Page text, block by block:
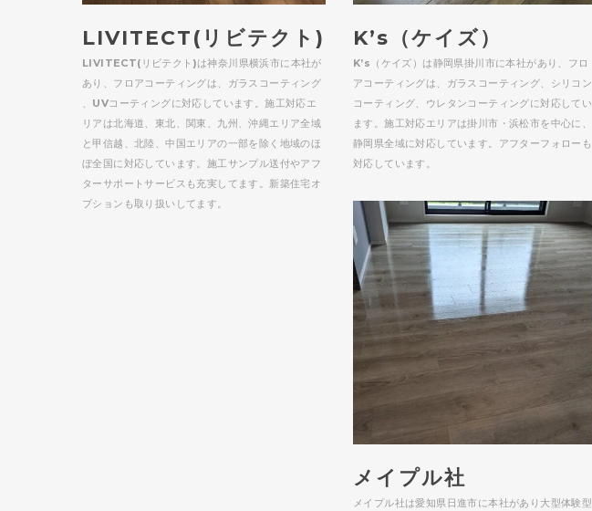
LIVITECT(リビテクト)
LIVITECT(リビテクト)は神奈川県横浜市に本社が
あり、フロアコーティングは、ガラスコーティング
、UVコーティングに対応しています。施工対応エ
リアは北海道、東北、関東、九州、沖縄エリア全域
と甲信越、北陸、中国エリアの一部を除く地域のほ
ぼ全国に対応しています。施工サンプル送付やアフ
ターサポートサービスも充実してます。新築住宅オ
プションも取り扱いしてます。
K’s（ケイズ）
K’s（ケイズ）は静岡県掛川市に本社があり、フロ
アコーティングは、ガラスコーティング、シリコン
コーティング、ウレタンコーティングに対応してい
ます。施工対応エリアは掛川市・浜松市を中心に、
静岡県全域に対応しています。アフターフォローも
対応しています。
メイプル社
メイプル社は愛知県日進市に本社があり大型体験型